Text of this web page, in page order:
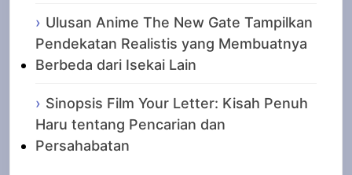
Ulusan Anime The New Gate Tampilkan
Pendekatan Realistis yang Membuatnya
Berbeda dari Isekai Lain
Sinopsis Film Your Letter: Kisah Penuh
Haru tentang Pencarian dan
Persahabatan